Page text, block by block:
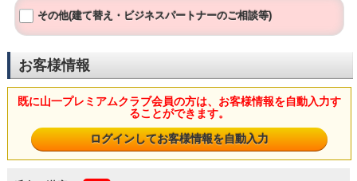
その他(建て替え・ビジネスパートナーのご相談等)
お客様情報
既に山一プレミアムクラブ会員の方は、お客様情報を自動入力す
ることができます。